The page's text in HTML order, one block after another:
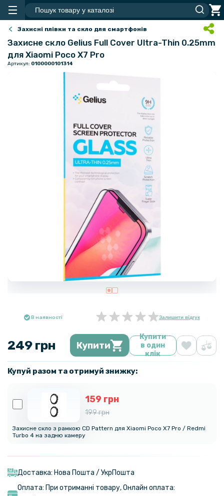
Захисні плівки та скло для смартфонів
Захисне скло Gelius Full Cover Ultra-Thin 0.25mm
для Xiaomi Poco X7 Pro
Артикул: 0100000101314
В наявності Залишити відгук
249 грн Купити
Купити
в один
клік
Купуй разом та отримуй знижку:
159 грн
199 грн
Захисне скло з рамкою CD Pattern для Xiaomi Poco X7 Pro / Redmi
Turbo 4 на задню камеру
Доставка: Нова Пошта / УкрПошта
Оплата: При отриманні товару, Онлайн оплата: